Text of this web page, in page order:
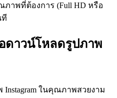
าพที่ต้องการ (Full HD หรือ
ที
ดาวน์โหลดรูปภาพ
ในคุณภาพสวยงาม